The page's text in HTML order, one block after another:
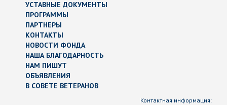
УСТАВНЫЕ ДОКУМЕНТЫ
ПРОГРАММЫ
ПАРТНЕРЫ
КОНТАКТЫ
НОВОСТИ ФОНДА
НАША БЛАГОДАРНОСТЬ
НАМ ПИШУТ
ОБЪЯВЛЕНИЯ
В СОВЕТЕ ВЕТЕРАНОВ
Контактная информация: